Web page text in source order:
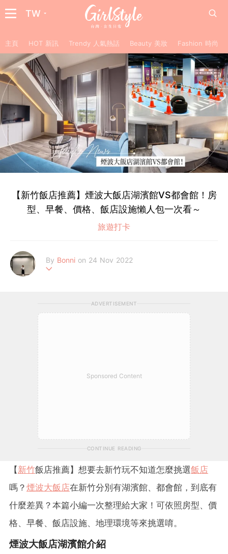
TW
主頁 HOT 新訊 Trendy 人氣熱話 Beauty 美妝 Fashion 時尚
【新竹飯店推薦】煙波大飯店湖濱館VS都會館！房
型、早餐、價格、飯店設施懶人包一次看～
旅遊打卡
By Bonni on 24 Nov 2022
ADVERTISEMENT
Sponsored Content
CONTINUE READING
【新竹飯店推薦】想要去新竹玩不知道怎麼挑選飯店
嗎？ 煙波大飯店在新竹分別有湖濱館、都會館，到底有
什麼差異？本篇小編一次整理給大家！可依照房型、價
格、早餐、飯店設施、地理環境等來挑選唷。
煙波大飯店湖濱館介紹